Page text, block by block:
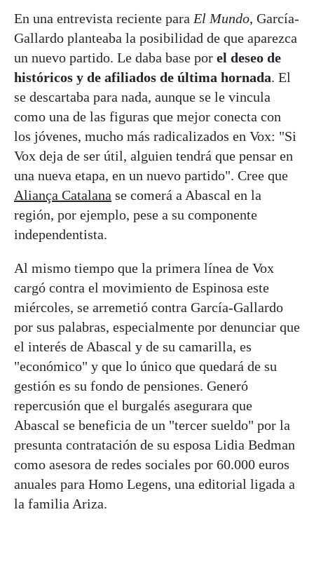
En una entrevista reciente para El Mundo, García-
Gallardo planteaba la posibilidad de que aparezca
un nuevo partido. Le daba base por el deseo de
históricos y de afiliados de última hornada. El
se descartaba para nada, aunque se le vincula
como una de las figuras que mejor conecta con
los jóvenes, mucho más radicalizados en Vox: "Si
Vox deja de ser útil, alguien tendrá que pensar en
una nueva etapa, en un nuevo partido". Cree que
Aliança Catalana se comerá a Abascal en la
región, por ejemplo, pese a su componente
independentista.
Al mismo tiempo que la primera línea de Vox
cargó contra el movimiento de Espinosa este
miércoles, se arremetió contra García-Gallardo
por sus palabras, especialmente por denunciar que
el interés de Abascal y de su camarilla, es
"económico" y que lo único que quedará de su
gestión es su fondo de pensiones. Generó
repercusión que el burgalés asegurara que
Abascal se beneficia de un "tercer sueldo" por la
presunta contratación de su esposa Lidia Bedman
como asesora de redes sociales por 60.000 euros
anuales para Homo Legens, una editorial ligada a
la familia Ariza.